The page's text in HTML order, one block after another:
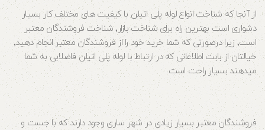
از آنجا که شناخت انواع لوله پلی اتیلن با کیفیت های مختلف کار بسیار
دشواری است بهترین راه برای شناخت بازار٬ شناخت فروشندگان معتبر
است٬ زیرا درصورتی که شما خرید خود را از فروشندگان معتبر انجام دهید٬
خیالتان از بابت اطلاعاتی که در ارتباط با لوله پلی اتیلن فاضلابی به شما
میدهند بسیار راحت است.
فروشندگان معتبر بسیار زیادی در شهر ساری وجود دارند که با جست و